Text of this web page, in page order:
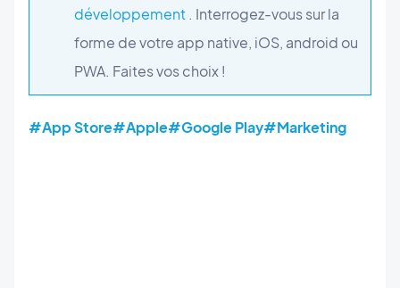
développement. Interrogez-vous sur la
forme de votre app native, iOS, android ou
PWA. Faites vos choix !
#App Store#Apple#Google Play#Marketing